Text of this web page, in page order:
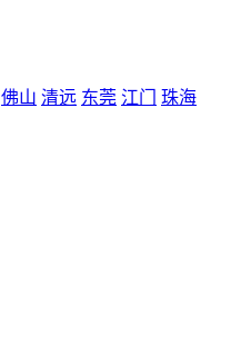
佛山 清远 东莞 江门 珠海